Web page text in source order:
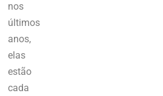
nos
últimos
anos,
elas
estão
cada